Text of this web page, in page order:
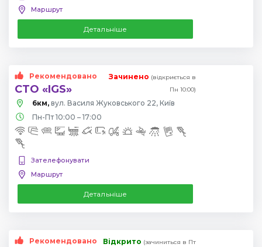
Маршрут
Детальніше
Рекомендовано
СТО «IGS»
Зачинено (відкриється в
Пн 10:00)
6км, вул. Василя Жуковського 22, Київ
Пн-Пт 10:00 – 17:00
Зателефонувати
Маршрут
Детальніше
Рекомендовано Відкрито (зачиниться в Пт